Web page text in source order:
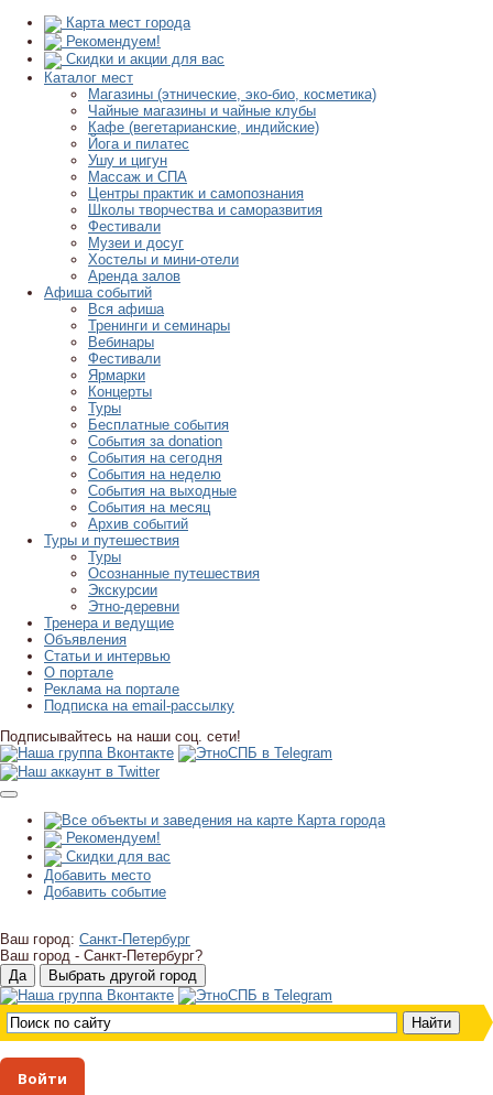
Карта мест города
Рекомендуем!
Скидки и акции для вас
Каталог мест
Магазины (этнические, эко-био, косметика)
Чайные магазины и чайные клубы
Кафе (вегетарианские, индийские)
Йога и пилатес
Ушу и цигун
Массаж и СПА
Центры практик и самопознания
Школы творчества и саморазвития
Фестивали
Музеи и досуг
Хостелы и мини-отели
Аренда залов
Афиша событий
Вся афиша
Тренинги и семинары
Вебинары
Фестивали
Ярмарки
Концерты
Туры
Бесплатные события
События за donation
События на сегодня
События на неделю
События на выходные
События на месяц
Архив событий
Туры и путешествия
Туры
Осознанные путешествия
Экскурсии
Этно-деревни
Тренера и ведущие
Объявления
Статьи и интервью
О портале
Реклама на портале
Подписка на email-рассылку
Подписывайтесь на наши соц. сети!
Карта города
Рекомендуем!
Скидки для вас
Добавить место
Добавить событие
Ваш город: Санкт-Петербург
Ваш город - Санкт-Петербург?
Войти